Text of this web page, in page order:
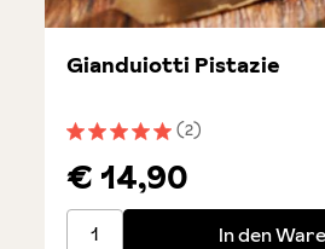
Durchschnittliche
(2)
Gianduiotti Pistazie
€ 14,90
Gianduiotti PistazieIn den